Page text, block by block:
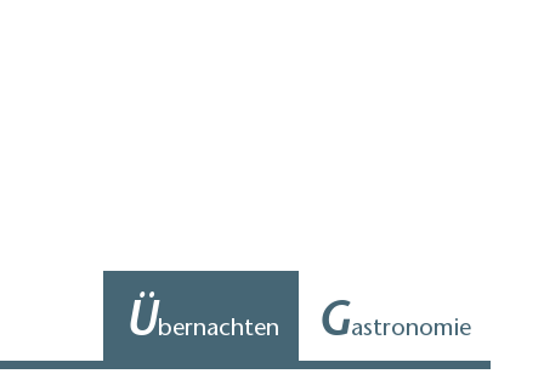
Übernachten Gastronomie